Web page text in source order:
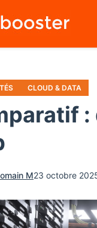
CLOUD & DATA
M23 octobre